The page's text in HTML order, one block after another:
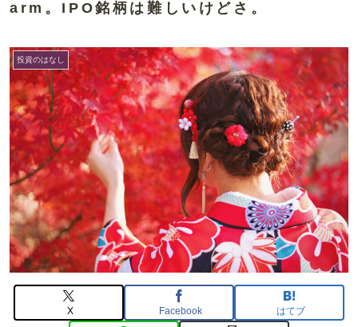
arm。IPO銘柄は難しいけどさ。
投資のはなし
X Facebook はてブ